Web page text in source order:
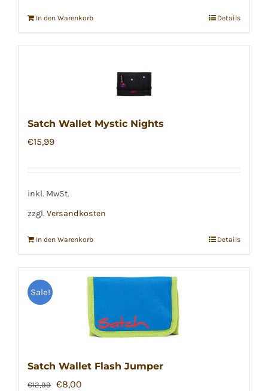
In den Warenkorb Details
Satch Wallet Mystic Nights
€15,99
inkl. MwSt.
zzgl. Versandkosten
In den Warenkorb Details
Sale!
Satch Wallet Flash Jumper
€12,99 Ursprünglicher
€8,00